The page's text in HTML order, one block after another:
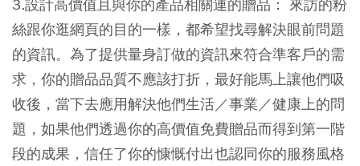
3.設計高價值且與你的產品相關連的贈品：
來訪的粉
絲跟你逛網頁的目的一樣，都希望找尋解決眼前問題
的資訊。為了提供量身訂做的資訊來符合準客戶的需
求，你的贈品品質不應該打折，最好能馬上讓他們吸
收後，當下去應用解決他們生活／事業／健康上的問
題，如果他們透過你的高價值免費贈品而得到第一階
段的成果，信任了你的慷慨付出也認同你的服務風格